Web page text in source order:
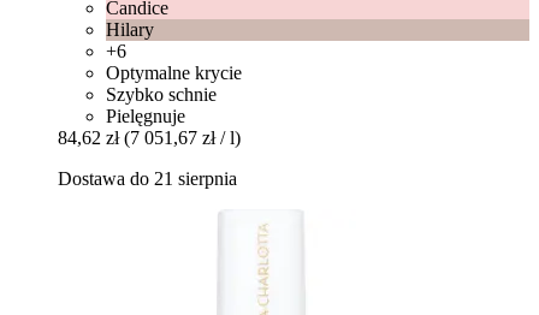
Candice
Hilary
+6
Optymalne krycie
Szybko schnie
Pielęgnuje
84,62 zł (7 051,67 zł / l)
Dostawa do 21 sierpnia